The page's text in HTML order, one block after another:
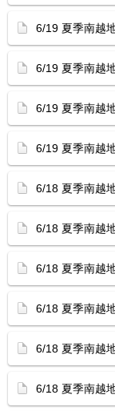
6/19 夏季南越
6/19 夏季南
6/19 夏季南越
6/19 夏季南越
6/18 夏季南越
6/18 夏季南越
6/18 夏季南
6/18 夏季南越
6/18 夏季南越
6/18 夏季南